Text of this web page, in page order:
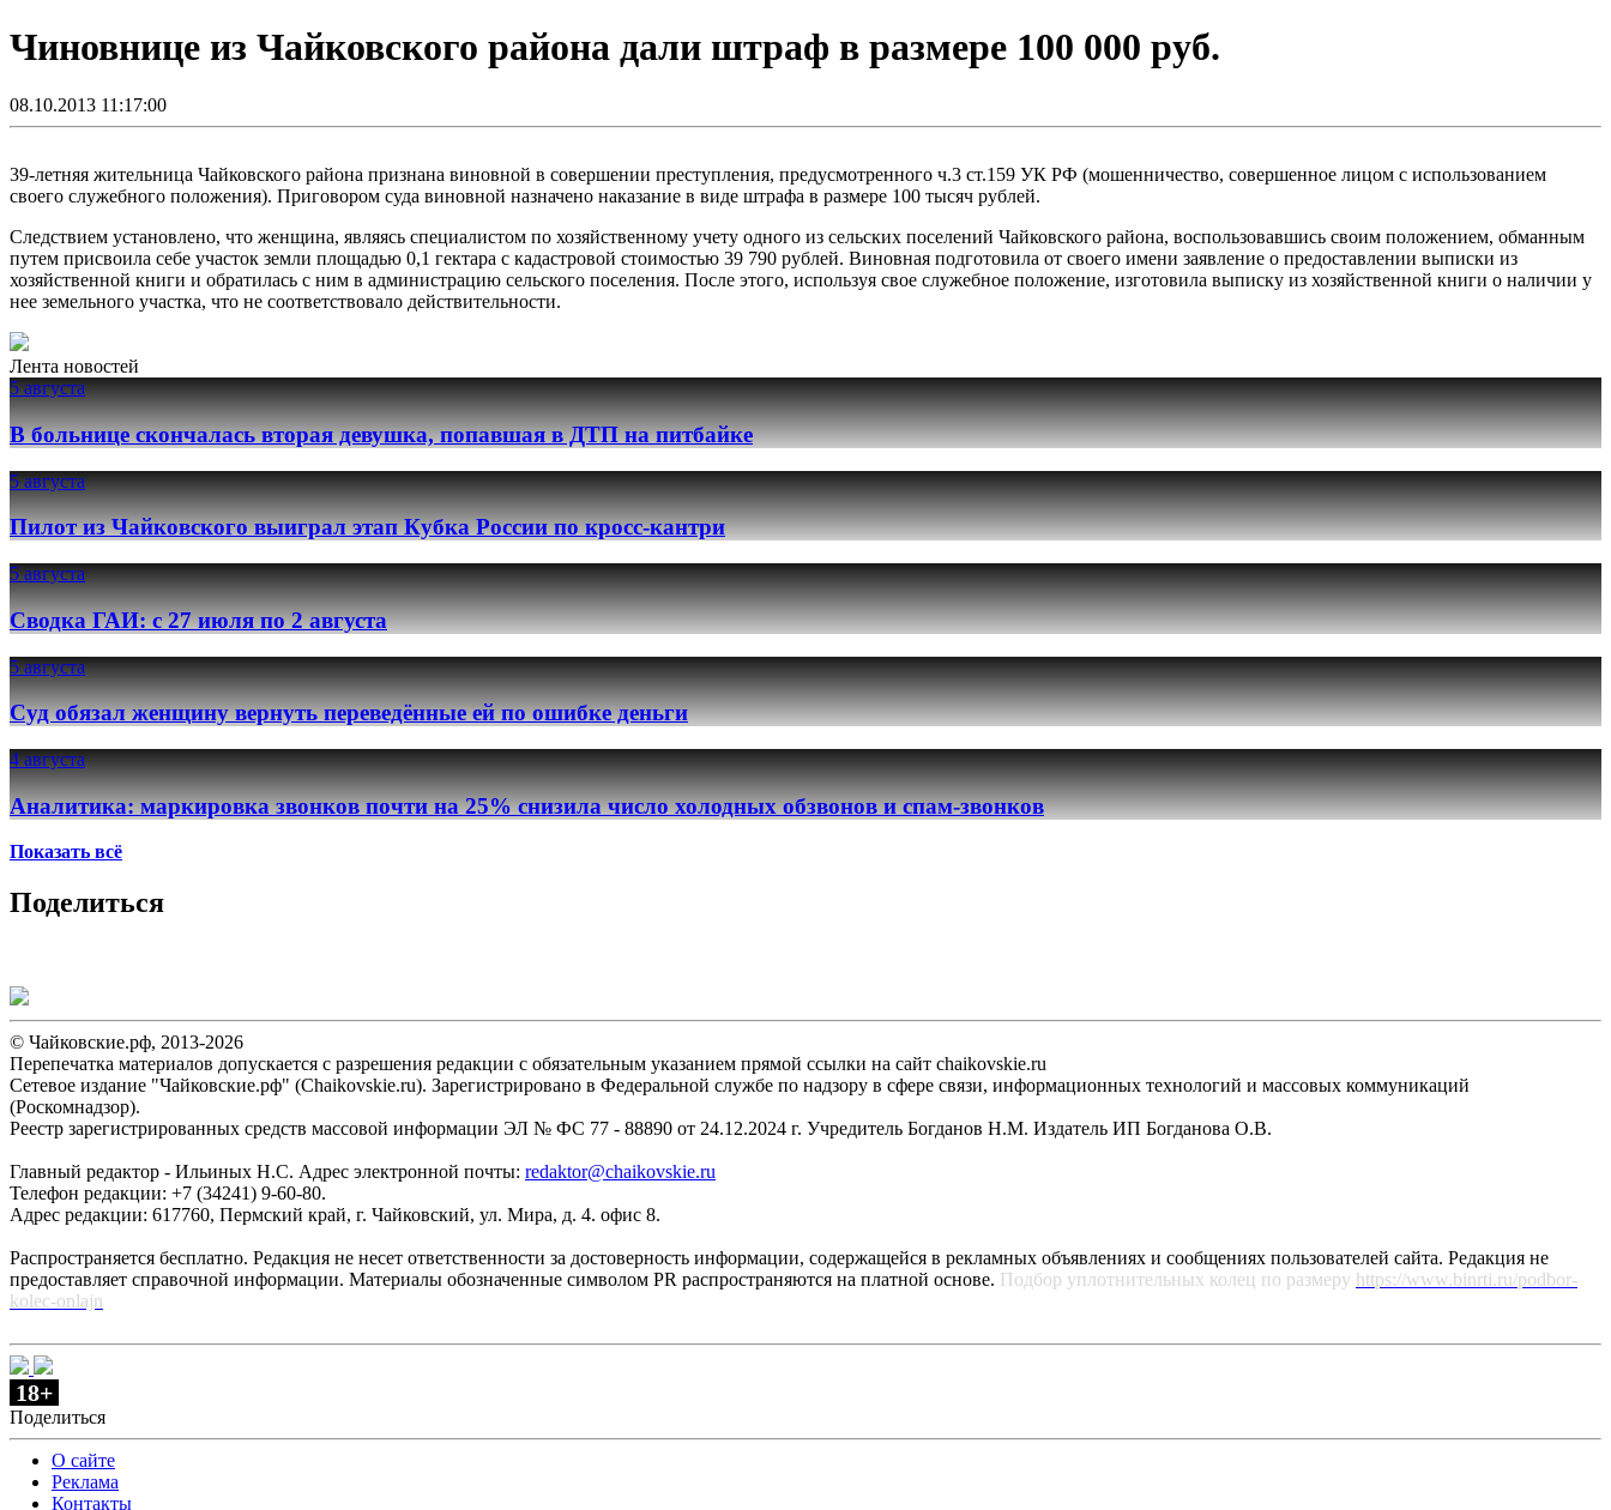
Чиновнице из Чайковского района дали штраф в размере 100 000 руб.
08.10.2013 11:17:00
39-летняя жительница Чайковского района признана виновной в совершении преступления, предусмотренного ч.3 ст.159 УК РФ (мошенничество, совершенное лицом с использованием
своего служебного положения). Приговором суда виновной назначено наказание в виде штрафа в размере 100 тысяч рублей.
Следствием установлено, что женщина, являясь специалистом по хозяйственному учету одного из сельских поселений Чайковского района, воспользовавшись своим положением, обманным
путем присвоила себе участок земли площадью 0,1 гектара с кадастровой стоимостью 39 790 рублей. Виновная подготовила от своего имени заявление о предоставлении выписки из
хозяйственной книги и обратилась с ним в администрацию сельского поселения. После этого, используя свое служебное положение, изготовила выписку из хозяйственной книги о наличии у
нее земельного участка, что не соответствовало действительности.
Лента новостей
5 августа
В больнице скончалась вторая девушка, попавшая в ДТП на питбайке
5 августа
Пилот из Чайковского выиграл этап Кубка России по кросс-кантри
5 августа
Сводка ГАИ: с 27 июля по 2 августа
5 августа
Суд обязал женщину вернуть переведённые ей по ошибке деньги
4 августа
Аналитика: маркировка звонков почти на 25% снизила число холодных обзвонов и спам-звонков
Показать всё
Поделиться
© Чайковские.рф, 2013-2026
Перепечатка материалов допускается с разрешения редакции с обязательным указанием прямой ссылки на сайт chaikovskie.ru
Сетевое издание "Чайковские.рф" (Chaikovskie.ru). Зарегистрировано в Федеральной службе по надзору в сфере связи, информационных технологий и массовых коммуникаций
(Роскомнадзор).
Реестр зарегистрированных средств массовой информации ЭЛ № ФС 77 - 88890 от 24.12.2024 г. Учредитель Богданов Н.М. Издатель ИП Богданова О.В.
Главный редактор - Ильиных Н.С. Адрес электронной почты: redaktor@chaikovskie.ru
Телефон редакции: +7 (34241) 9-60-80.
Адрес редакции: 617760, Пермский край, г. Чайковский, ул. Мира, д. 4. офис 8.
Распространяется бесплатно. Редакция не несет ответственности за достоверность информации, содержащейся в рекламных объявлениях и сообщениях пользователей сайта. Редакция не
предоставляет справочной информации. Материалы обозначенные символом PR распространяются на платной основе. Подбор уплотнительных колец по размеру https://www.binrti.ru/podbor-
kolec-onlajn
18+
Поделиться
О сайте
Реклама
Контакты